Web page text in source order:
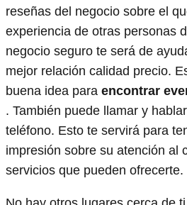
reseñas del negocio sobre el
experiencia de otras personas
negocio seguro te será de
mejor relación calidad precio.
buena idea para encontrar
. También puede llamar y
teléfono. Esto te servirá para
impresión sobre su atención al
servicios que pueden ofrecerte.